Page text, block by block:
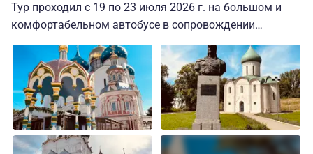
Тур проходил с 19 по 23 июля 2026 г. на большом и
комфортабельном автобусе в сопровождении
профессиональных водителей Дмитрия и Сергея.
За пять дней тура мы посетили девять прекрасных и
уникальных городов, а благодаря нашему
замечательному экскурсоводу Людмиле В., мы
окунулись в историю, культуру и быт старинной Руси.
Людмила В. профессионал своего дела, интересный